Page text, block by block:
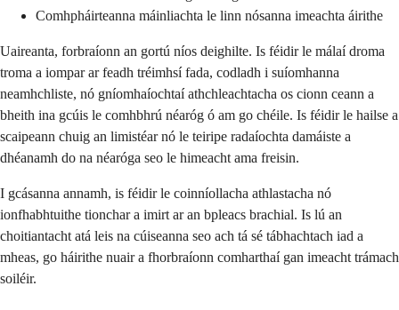
Comhpháirteanna máinliachta le linn nósanna imeachta áirithe
Uaireanta, forbraíonn an gortú níos deighilte. Is féidir le málaí droma
troma a iompar ar feadh tréimhsí fada, codladh i suíomhanna
neamhchliste, nó gníomhaíochtaí athchleachtacha os cionn ceann a
bheith ina gcúis le comhbhrú néaróg ó am go chéile. Is féidir le hailse a
scaipeann chuig an limistéar nó le teiripe radaíochta damáiste a
dhéanamh do na néaróga seo le himeacht ama freisin.
I gcásanna annamh, is féidir le coinníollacha athlastacha nó
ionfhabhtuithe tionchar a imirt ar an bpleacs brachial. Is lú an
choitiantacht atá leis na cúiseanna seo ach tá sé tábhachtach iad a
mheas, go háirithe nuair a fhorbraíonn comharthaí gan imeacht trámach
soiléir.